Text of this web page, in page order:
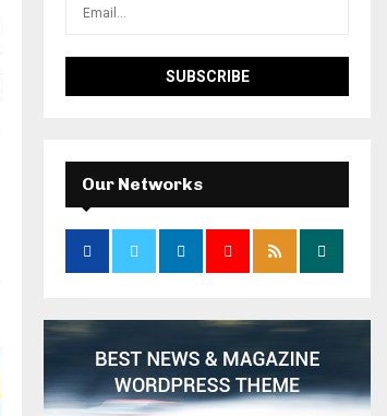
Our Networks